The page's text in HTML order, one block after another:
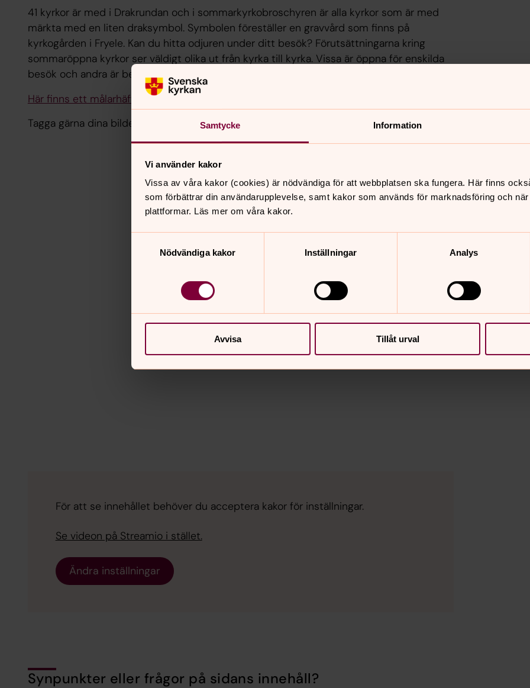
Samtycke Information
Vi använder kakor
Vissa av våra kakor (cookies) är nödvändiga för att webbplatsen ska fungera. Här finns
som förbättrar din användarupplevelse, samt kakor som används för marknadsföring och
plattformar. Läs mer om våra kakor.
Nödvändiga kakor
Inställningar Analys
Avvisa Tillåt urval
41 kyrkor är med i Drakrundan och i sommarkyrkobroschyren är alla kyrkor som är med
märkta med en liten draksymbol. Symbolen föreställer en gravvård som finns på
kyrkogården i Fryele. Kan du hitta odjuren under ditt besök? Förutsättningarna kring
sommaröppna kyrkor ser väldigt olika ut från kyrka till kyrka. Vissa är öppna för enskilda
besök och andra är bemannade.
Här finns ett målarhäfte med drakar och odjur att skriva ut.
Tagga gärna dina bilder i sociala medier med #drakrunda
#svenskakyrkan
För att se innehållet behöver du acceptera kakor för inställningar.
Se videon på Streamio i stället.
Ändra inställningar
Synpunkter eller frågor på sidans innehåll?